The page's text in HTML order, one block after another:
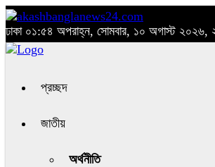
ঢাকা ০১:৫৪ অপরাহ্ন, সোমবার, ১০ অগাস্ট ২০২৬,
প্রচ্ছদ
জাতীয়
অর্থনীতি